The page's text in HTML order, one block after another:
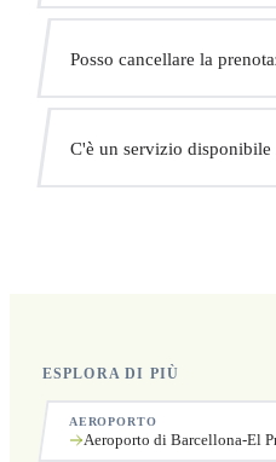
adatterà automaticamente
aggiuntivi.
Posso cancellare la
Sì, puoi cancellare
ritiro.
C'è un servizio disponibile
ESPLORA DI PIÙ
AEROPORTO
Aeroporto di Barcellona-El